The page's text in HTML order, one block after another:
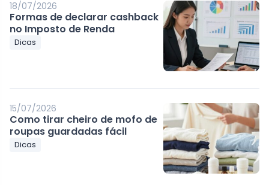
18/07/2026
Formas de declarar cashback
no Imposto de Renda
Dicas
15/07/2026
Como tirar cheiro de mofo de
roupas guardadas fácil
Dicas